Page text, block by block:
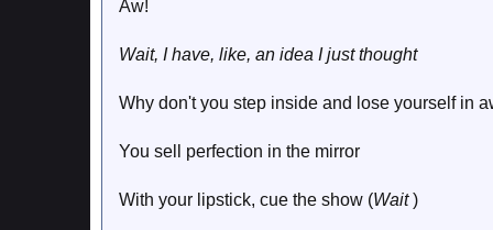
Aw!
Wait, I have, like, an idea I just thought
Why don't you step inside and lose yourself in
You sell perfection in the mirror
With your lipstick, cue the show (Wait)